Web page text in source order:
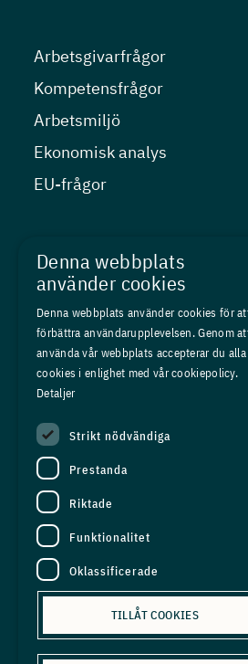
Arbetsgivarfrågor
Kompetensfrågor
Arbetsmiljö
Ekonomisk analys
EU-frågor
Kurser
Medlemskap
Om oss
Press
In English
Adress:
Storgatan 19, Box 5501, 114
Organisationsnummer:
556625 - 8389
E-post:
info@industriarbetsgivarna.se
Denna webbplats
använder cookies
Denna webbplats använder cookies för
förbättra användarupplevelsen. Genom
använda vår webbplats accepterar du alla
cookies i enlighet med vår cookiepolicy.
Detaljer
Strikt nödvändiga
Prestanda
Riktade
Funktionalitet
Oklassificerade
TILLÅT COOKIES